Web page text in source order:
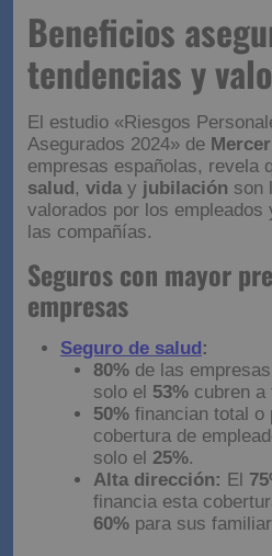
Beneficios
tendencias y
El estudio «Riesgos
Asegurados 2024» de Mercer
empresas españolas, revela
salud, viday jubilación son
valorados por los
las compañías.
Seguros con mayor
empresas
Seguro de salud :
80% de las
solo el 53% cubren a
50% financian total o
cobertura de
solo el 25%.
Alta dirección: El
financia esta
60% para sus